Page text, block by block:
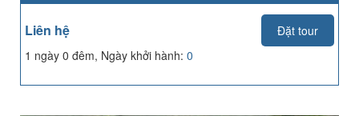
Liên hệ
Đặt tour
1 ngày 0 đêm, Ngày khởi hành: 0